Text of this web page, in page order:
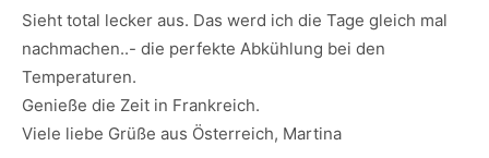
Sieht total lecker aus. Das werd ich die Tage gleich mal
nachmachen..- die perfekte Abkühlung bei den
Temperaturen.
Genieße die Zeit in Frankreich.
Viele liebe Grüße aus Österreich, Martina